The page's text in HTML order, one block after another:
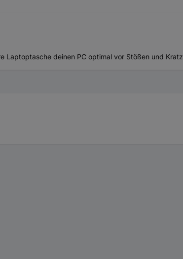
Laptoptasche deinen PC optimal vor Stößen und